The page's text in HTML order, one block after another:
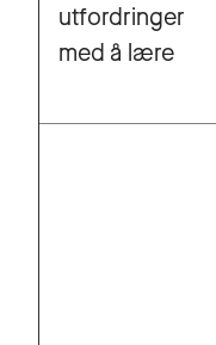
utfordringer
med å lære